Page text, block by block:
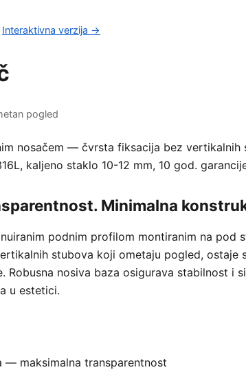
Interaktivna verzija →
pogled
nosačem — čvrsta fiksacija bez vertikalnih
kaljeno staklo 10-12 mm, 10 god.
Minimalna
podnim profilom montiranim na pod
stubova koji ometaju pogled,
Robusna nosiva baza osigurava stabilnost i
u estetici.
— maksimalna transparentnost